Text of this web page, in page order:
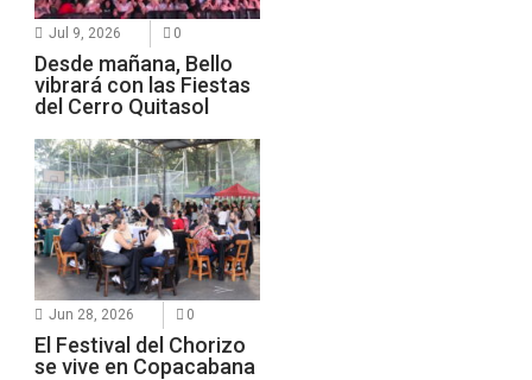
Jul 9, 2026 0
Desde mañana, Bello
vibrará con las Fiestas
del Cerro Quitasol
Jun 28, 2026 0
El Festival del Chorizo
se vive en Copacabana